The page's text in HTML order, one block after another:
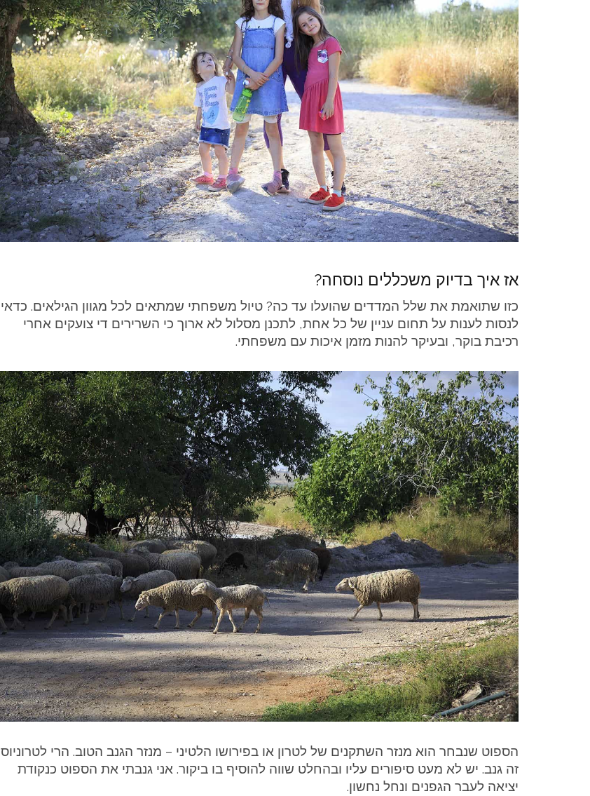
אז איך בדיוק משכללים נוסחה?
כזו שתואמת את שלל המדדים שהועלו עד כה? טיול משפחתי שמתאים לכל מגוון הגילאים. כדאי
לנסות לענות על תחום עניין של כל אחת, לתכנן מסלול לא ארוך כי השרירים די צועקים אחרי
רכיבת בוקר, ובעיקר להנות מזמן איכות עם משפחתי.
הספוט שנבחר הוא מנזר השתקנים של לטרון או בפירושו הלטיני – מנזר הגנב הטוב. הרי לטרוניוס
זה גנב. יש לא מעט סיפורים עליו ובהחלט שווה להוסיף בו ביקור. אני גנבתי את הספוט כנקודת
יציאה לעבר הגפנים ונחל נחשון.